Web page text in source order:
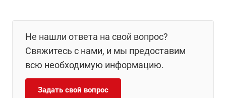
Не нашли ответа на свой вопрос?
Свяжитесь с нами, и мы предоставим
всю необходимую информацию.
Задать свой вопрос